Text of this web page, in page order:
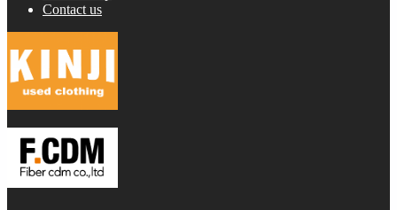
Contact us